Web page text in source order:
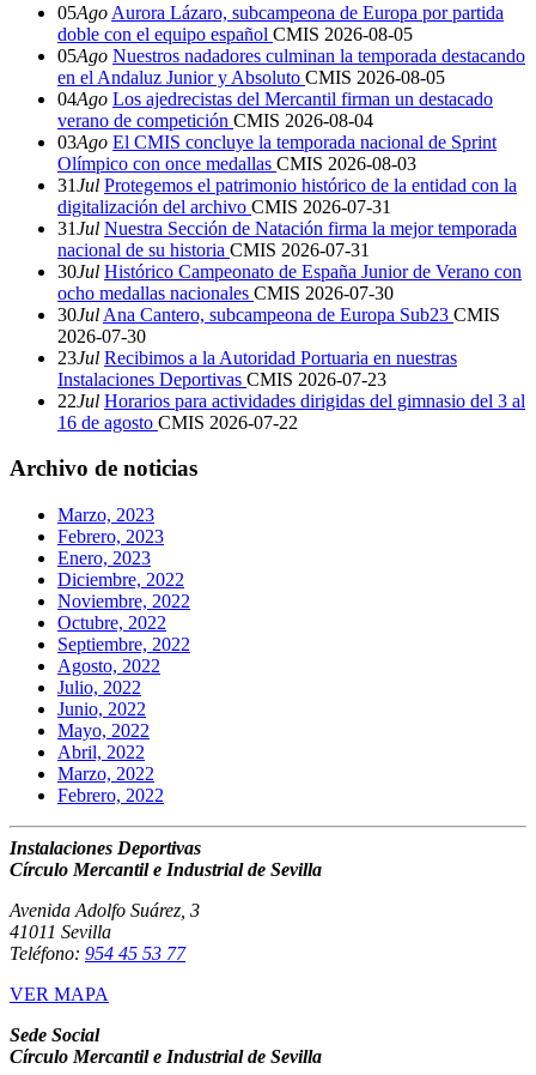
05Ago Aurora Lázaro, subcampeona de Europa por partida
doble con el equipo español CMIS 2026-08-05
05Ago Nuestros nadadores culminan la temporada destacando
en el Andaluz Junior y Absoluto CMIS 2026-08-05
04Ago Los ajedrecistas del Mercantil firman un destacado
verano de competición CMIS 2026-08-04
03Ago El CMIS concluye la temporada nacional de Sprint
Olímpico con once medallas CMIS 2026-08-03
31Jul Protegemos el patrimonio histórico de la entidad con la
digitalización del archivo CMIS 2026-07-31
31Jul Nuestra Sección de Natación firma la mejor temporada
nacional de su historia CMIS 2026-07-31
30Jul Histórico Campeonato de España Junior de Verano con
ocho medallas nacionales CMIS 2026-07-30
30Jul Ana Cantero, subcampeona de Europa Sub23 CMIS
2026-07-30
23Jul Recibimos a la Autoridad Portuaria en nuestras
Instalaciones Deportivas CMIS 2026-07-23
22Jul Horarios para actividades dirigidas del gimnasio del 3 al
16 de agosto CMIS 2026-07-22
Archivo de noticias
Marzo, 2023
Febrero, 2023
Enero, 2023
Diciembre, 2022
Noviembre, 2022
Octubre, 2022
Septiembre, 2022
Agosto, 2022
Julio, 2022
Junio, 2022
Mayo, 2022
Abril, 2022
Marzo, 2022
Febrero, 2022
Instalaciones Deportivas
Círculo Mercantil e Industrial de Sevilla
Avenida Adolfo Suárez, 3
41011 Sevilla
Teléfono: 954 45 53 77
VER MAPA
Sede Social
Círculo Mercantil e Industrial de Sevilla